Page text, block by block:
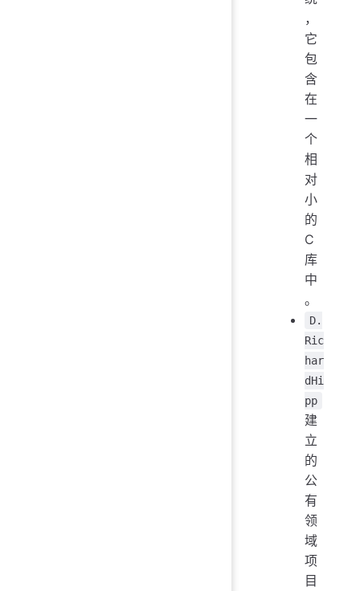
，
它
包
含
在
一
个
相
对
小
的
C
库
中
。
D.
Ric
har
dHi
pp
建
立
的
公
有
领
域
项
目